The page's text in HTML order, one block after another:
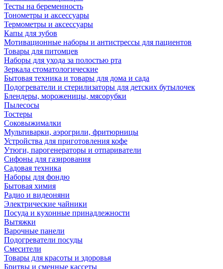
Тесты на беременность
Тонометры и аксессуары
Термометры и аксессуары
Капы для зубов
Мотивационные наборы и антистрессы для пациентов
Товары для питомцев
Наборы для ухода за полостью рта
Зеркала стоматологические
Бытовая техника и товары для дома и сада
Подогреватели и стерилизаторы для детских бутылочек
Блендеры, мороженицы, мясорубки
Пылесосы
Тостеры
Соковыжималки
Мультиварки, аэрогрили, фритюрницы
Устройства для приготовления кофе
Утюги, парогенераторы и отпариватели
Сифоны для газирования
Садовая техника
Наборы для фондю
Бытовая химия
Радио и видеоняни
Электрические чайники
Посуда и кухонные принадлежности
Вытяжки
Варочные панели
Подогреватели посуды
Смесители
Товары для красоты и здоровья
Бритвы и сменные кассеты